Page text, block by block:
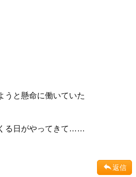
うと懸命に働いていた
る日がやってきて……
返信